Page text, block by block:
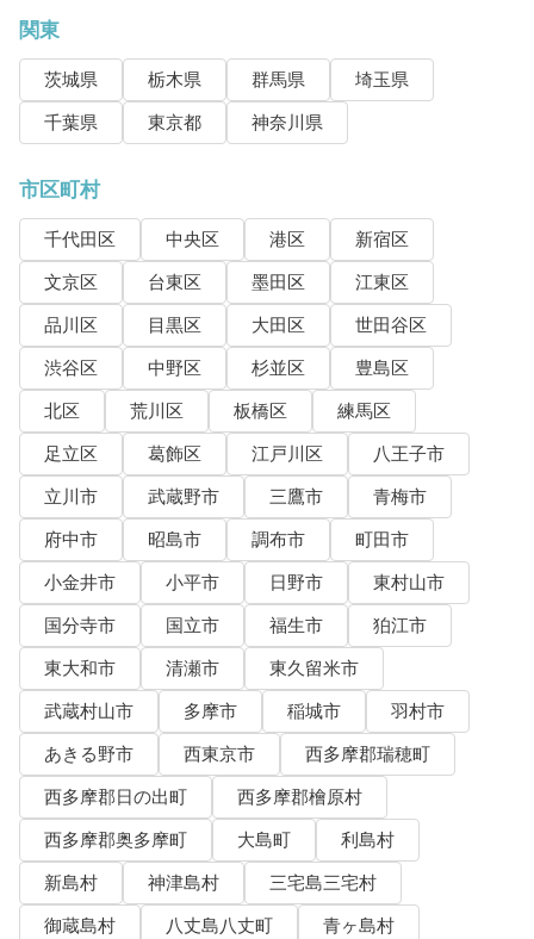
関東
茨城県 栃木県 群馬県
埼玉県
千葉県
東京都 神奈川県
市区町村
千代田区 中央区 港区
新宿区
文京区
台東区 墨田区
江東区
品川区
目黒区 大田区
世田谷区
渋谷区
中野区 杉並区
豊島区
北区
荒川区 板橋区
練馬区
足立区
葛飾区 江戸川区
八王子市
立川市
武蔵野市 三鷹市
青梅市
府中市
昭島市 調布市
町田市
小金井市
小平市 日野市
東村山市
国分寺市
国立市 福生市
狛江市
東大和市
清瀬市
東久留米市
武蔵村山市
多摩市 稲城市
羽村市
あきる野市
西東京市
西多摩郡瑞穂町
西多摩郡日の出町
西多摩郡檜原村
西多摩郡奥多摩町
大島町
利島村
新島村
神津島村
三宅島三宅村
御蔵島村
八丈島八丈町 青ヶ島村